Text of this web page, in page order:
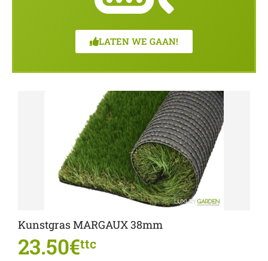
LATEN WE GAAN!
Kunstgras MARGAUX 38mm
23.50€ttc